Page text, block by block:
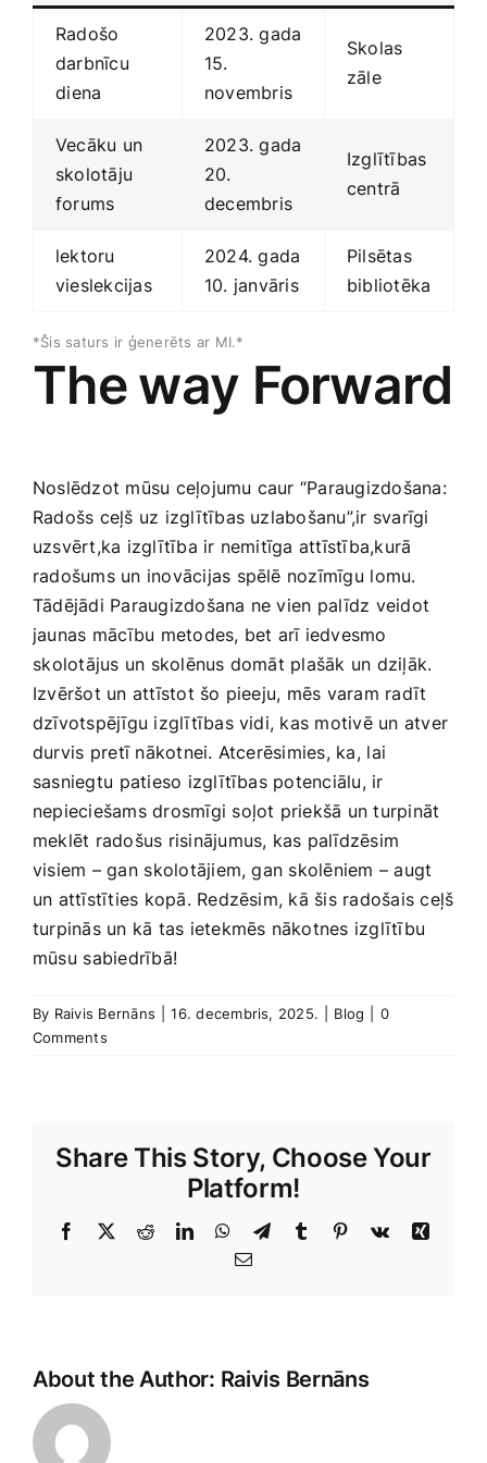
Radošo
‍darbnīcu
⁤diena
2023. gada
​15.‍
novembris
Skolas
zāle
Vecāku un
skolotāju
forums
2023. gada
20.
decembris
Izglītības
centrā
lektoru
vieslekcijas
2024. gada
10. janvāris
Pilsētas
bibliotēka
*Šis saturs ‍ir ģenerēts ⁣ar MI.*
The⁢ way Forward
Noslēdzot mūsu ceļojumu caur “Paraugizdošana:
Radošs ceļš uz​ izglītības ‍uzlabošanu”,ir svarīgi​
uzsvērt,ka izglītība ir nemitīga attīstība,kurā​
radošums un inovācijas spēlē nozīmīgu⁣ lomu.
Tādējādi Paraugizdošana ne vien⁣ palīdz veidot
jaunas⁢ mācību metodes, bet arī iedvesmo
⁢skolotājus un skolēnus domāt plašāk un dziļāk.
Izvēršot un attīstot šo​ pieeju, mēs varam radīt
dzīvotspējīgu izglītības vidi, kas motivē un atver⁤
durvis⁣ pretī​ nākotnei. Atcerēsimies, ka, ⁤lai
sasniegtu⁣ patieso izglītības potenciālu, ir
‍nepieciešams drosmīgi soļot priekšā un turpināt
meklēt radošus risinājumus, kas​ palīdzēsim
‍visiem – gan ⁣skolotājiem, gan skolēniem – augt
un attīstīties kopā. Redzēsim, kā ​šis radošais ceļš
turpinās un kā tas ietekmēs ​nākotnes izglītību
mūsu ⁢sabiedrībā!
By Raivis Bernāns 16. decembris, 2025. Blog
0
Comments
Share This Story, Choose Your
Platform!
Facebook
X RedditLinkedInWhatsApp
TelegramTumblr Pinterest
Vk
Xing
E-
About the Author: Raivis Bernāns
Unfortunately,
it